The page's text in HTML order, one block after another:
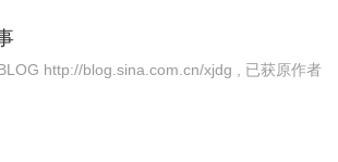
http://blog.sina.com.cn/xjdg , 已获原作者